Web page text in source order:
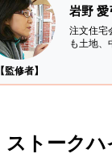
【監修者】
岩野 愛
注文住宅
も土地
ストーク